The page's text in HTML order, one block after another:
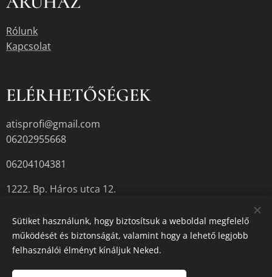
Rólunk
Kapcsolat
ELÉRHETŐSÉGEK
atisprofi@gmail.com
06202955668
06204104381
1222. Bp. Háros utca 12.
A termékek aktuális készletéről érdeklődjön az üzletben, vagy a
megadott elérhetőségek egyikén.
Sütiket használunk, hogy biztosítsuk a weboldal megfelelő
működését és biztonságát, valamint hogy a lehető legjobb
felhasználói élményt kínáljuk Neked.